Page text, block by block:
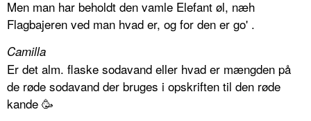
Men man har beholdt den vamle Elefant øl, næh
Flagbajeren ved man hvad er, og for den er go' .
Camilla
Er det alm. flaske sodavand eller hvad er mængden på
de røde sodavand der bruges i opskriften til den røde
kande 🥳